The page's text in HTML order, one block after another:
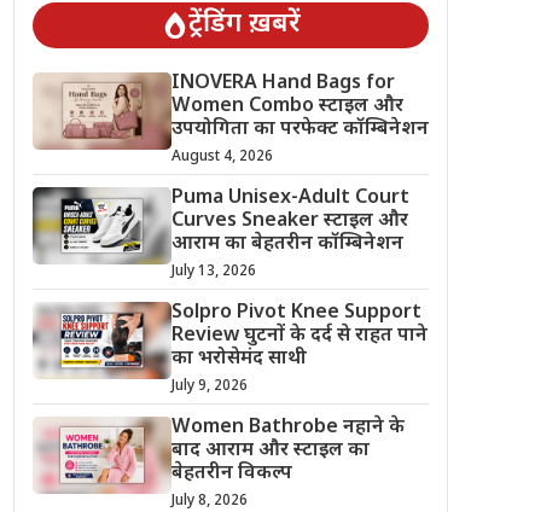
ट्रेंडिंग ख़बरें
INOVERA Hand Bags for
Women Combo स्टाइल और
उपयोगिता का परफेक्ट कॉम्बिनेशन
August 4, 2026
Puma Unisex-Adult Court
Curves Sneaker स्टाइल और
आराम का बेहतरीन कॉम्बिनेशन
July 13, 2026
Solpro Pivot Knee Support
Review घुटनों के दर्द से राहत पाने
का भरोसेमंद साथी
July 9, 2026
Women Bathrobe नहाने के
बाद आराम और स्टाइल का
बेहतरीन विकल्प
July 8, 2026